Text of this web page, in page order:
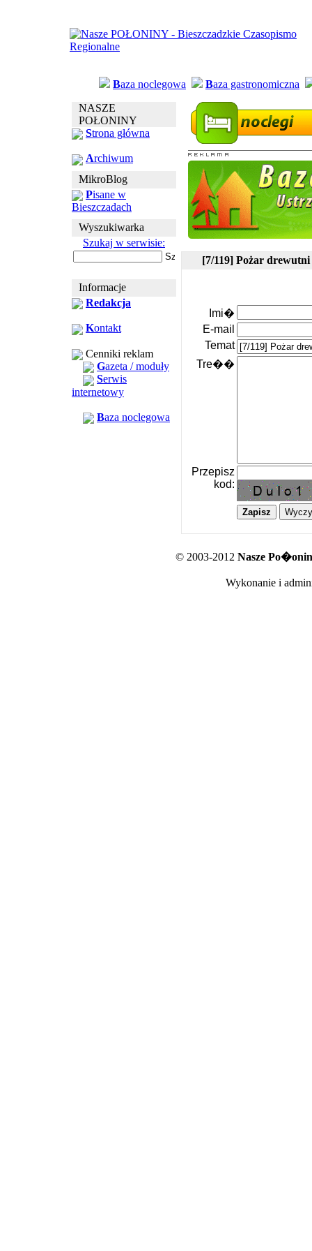
Baza noclegowa Baza gastronomiczna
NASZE
POŁONINY
Strona główna
Archiwum
MikroBlog
Pisane w
Bieszczadach
Wyszukiwarka
Szukaj w serwisie:
Informacje
Redakcja
Kontakt
Cenniki reklam
Gazeta / moduły
Serwis
internetowy
Baza noclegowa
[7/119] Pożar drewutni
Imi�
E-mail
Temat
Tre��
Przepisz
kod:
© 2003-2012 Nasze
Wykonanie i